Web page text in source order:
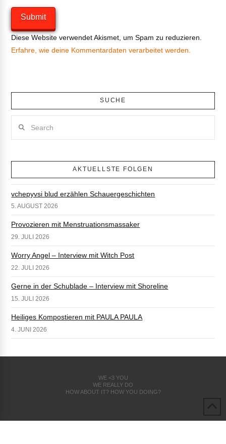
Diese Website verwendet Akismet, um Spam zu reduzieren.
Erfahre, wie deine Kommentardaten verarbeitet werden.
SUCHE
AKTUELLSTE FOLGEN
vchepyvsi blud erzählen Schauergeschichten
5. AUGUST 2026
Provozieren mit Menstruationsmassaker
29. JULI 2026
Worry Angel – Interview mit Witch Post
22. JULI 2026
Gerne in der Schublade – Interview mit Shoreline
15. JULI 2026
Heiliges Kompostieren mit PAULA PAULA
4. JUNI 2026
WE <3 YOU
WE REALLY DO
HOW ABOUT IT? HOW YOU DOING?